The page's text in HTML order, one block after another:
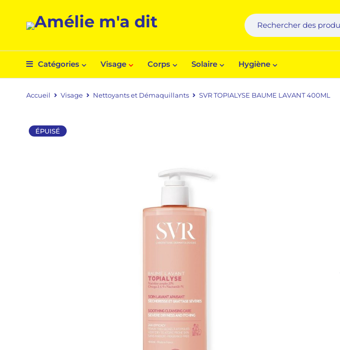
Catégories Visage Corps Solaire Hygiène
Accueil Visage Nettoyants et Démaquillants SVR TOPIALYSE BAUME LAVANT 400ML
ÉPUISÉ